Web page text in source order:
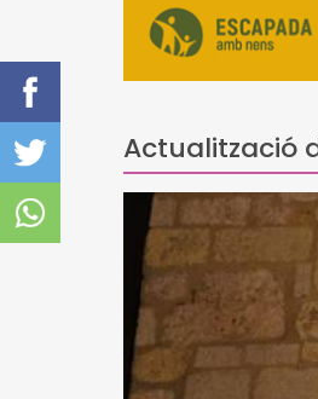
Actualització